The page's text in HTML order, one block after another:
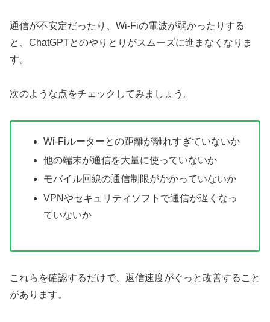
通信が不安定だったり、Wi-Fiの電波が弱かったりする
と、ChatGPTとのやりとりがスムーズに進まなくなりま
す。
次のような点をチェックしてみましょう。
Wi-Fiルーターとの距離が離れすぎていないか
他の端末が通信を大量に使っていないか
モバイル回線の通信制限がかかっていないか
VPNやセキュリティソフトで通信が遅くなっ
ていないか
これらを確認するだけで、返信速度がぐっと改善すること
があります。